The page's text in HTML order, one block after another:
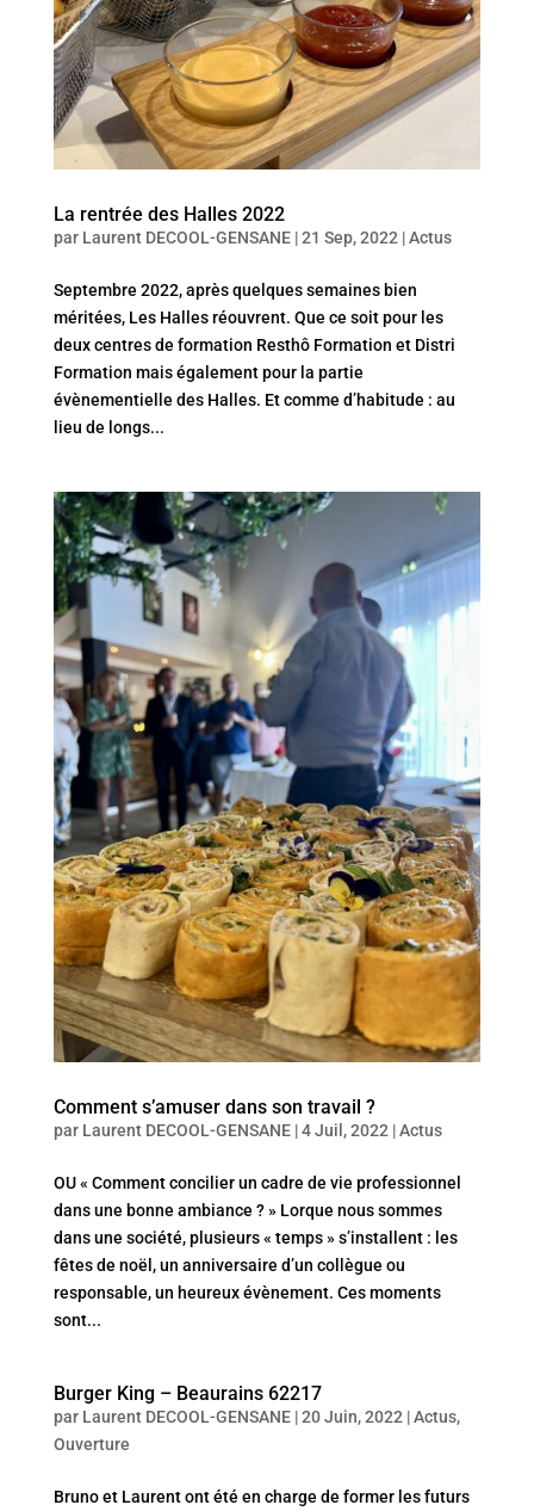
La rentrée des Halles 2022
par Laurent DECOOL-GENSANE|21 Sep, 2022|Actus
Septembre 2022, après quelques semaines bien
méritées, Les Halles réouvrent. Que ce soit pour les
deux centres de formation Resthô Formation et Distri
Formation mais également pour la partie
évènementielle des Halles. Et comme d’habitude : au
lieu de longs...
Comment s’amuser dans son travail ?
par Laurent DECOOL-GENSANE|4 Juil, 2022 |Actus
OU « Comment concilier un cadre de vie professionnel
dans une bonne ambiance ? » Lorque nous sommes
dans une société, plusieurs « temps » s’installent : les
fêtes de noël, un anniversaire d’un collègue ou
responsable, un heureux évènement. Ces moments
sont...
Burger King – Beaurains 62217
par Laurent DECOOL-GENSANE|20 Juin, 2022 |Actus,
Ouverture
Bruno et Laurent ont été en charge de former les futurs